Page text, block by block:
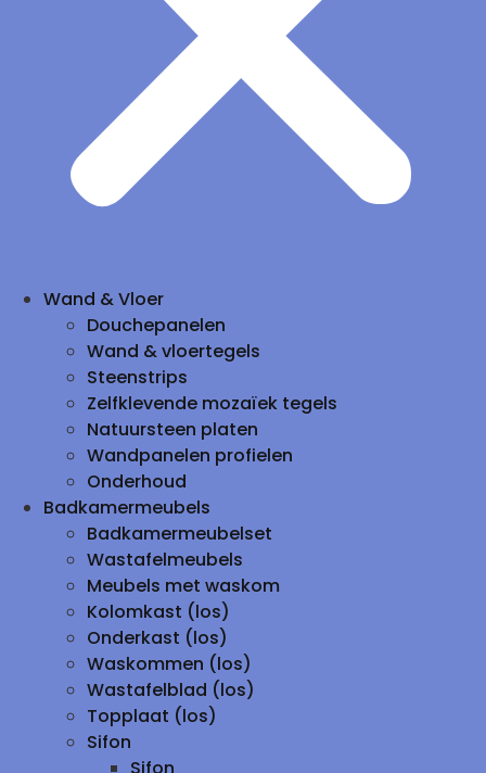
Wand & Vloer
Douchepanelen
Wand & vloertegels
Steenstrips
Zelfklevende mozaïek tegels
Natuursteen platen
Wandpanelen profielen
Onderhoud
Badkamermeubels
Badkamermeubelset
Wastafelmeubels
Meubels met waskom
Kolomkast (los)
Onderkast (los)
Waskommen (los)
Wastafelblad (los)
Topplaat (los)
Sifon
Sifon